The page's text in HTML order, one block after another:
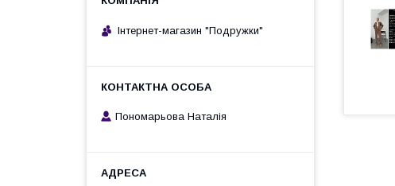
Інтернет-магазин "Подружки"
Пономарьова Наталія